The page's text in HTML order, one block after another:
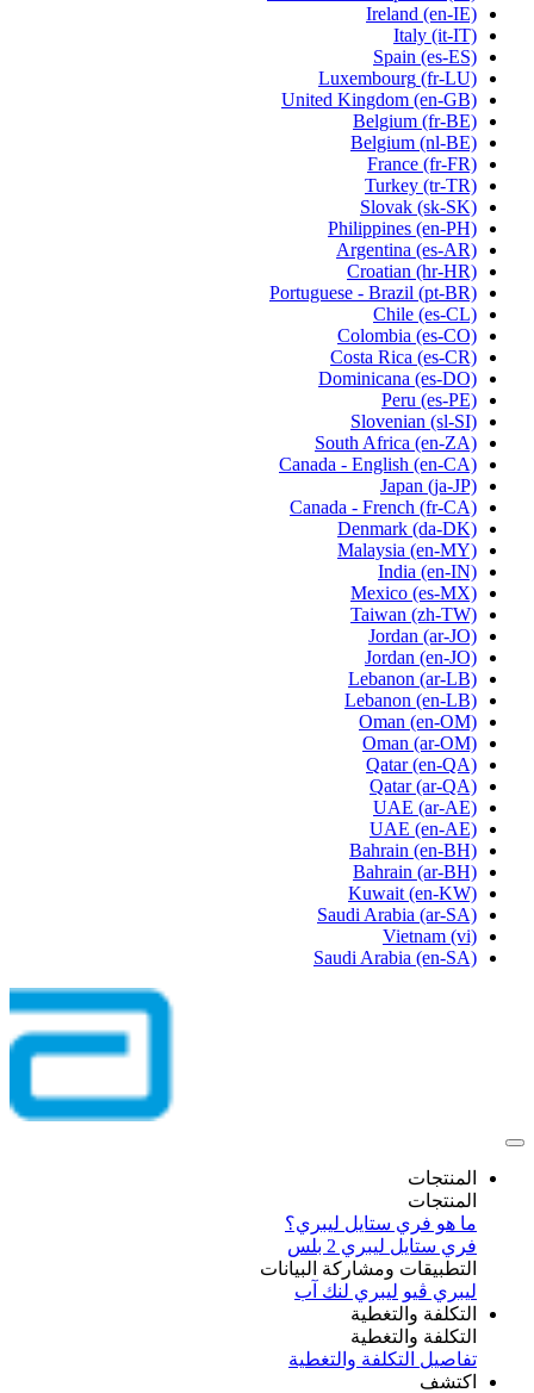
Ireland (en-IE)
Italy (it-IT)
Spain (es-ES)
Luxembourg (fr-LU)
United Kingdom (en-GB)
Belgium (fr-BE)
Belgium (nl-BE)
France (fr-FR)
Turkey (tr-TR)
Slovak (sk-SK)
Philippines (en-PH)
Argentina (es-AR)
Croatian (hr-HR)
Portuguese - Brazil (pt-BR)
Chile (es-CL)
Colombia (es-CO)
Costa Rica (es-CR)
Dominicana (es-DO)
Peru (es-PE)
Slovenian (sl-SI)
South Africa (en-ZA)
Canada - English (en-CA)
Japan (ja-JP)
Canada - French (fr-CA)
Denmark (da-DK)
Malaysia (en-MY)
India (en-IN)
Mexico (es-MX)
Taiwan (zh-TW)
Jordan (ar-JO)
Jordan (en-JO)
Lebanon (ar-LB)
Lebanon (en-LB)
Oman (en-OM)
Oman (ar-OM)
Qatar (en-QA)
Qatar (ar-QA)
UAE (ar-AE)
UAE (en-AE)
Bahrain (en-BH)
Bahrain (ar-BH)
Kuwait (en-KW)
Saudi Arabia (ar-SA)
Vietnam (vi)
Saudi Arabia (en-SA)
المنتجات
المنتجات
ما هو فري ستايل ليبري؟
فري ستايل ليبري 2 بلس​
التطبيقات ومشاركة البيانات
ليبري ڤيو ليبري لنك آب
التكلفة والتغطية
التكلفة والتغطية
تفاصيل التكلفة والتغطية
اكتشف​